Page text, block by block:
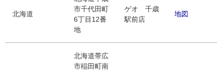
北海道
市千代田町
6丁目12番
地
ゲオ 千歳
駅前店
地図
北海道帯広
市稲田町南